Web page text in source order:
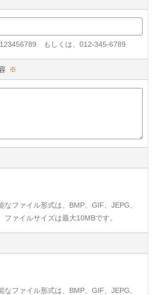
もしくは、012-345-6789
※
なファイル形式は、BMP、GIF、JEPG、
ファイルサイズは最大10MBです。
なファイル形式は、BMP、GIF、JEPG、